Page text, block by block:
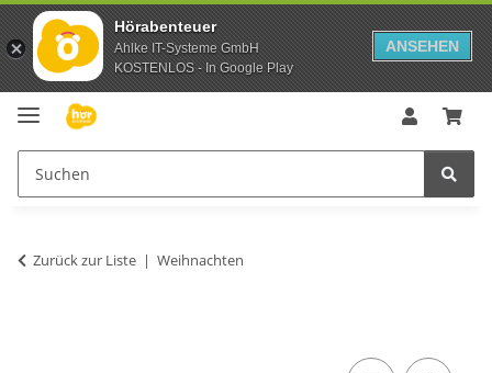
Hörabenteuer
Ahlke IT-Systeme GmbH
KOSTENLOS - In Google Play
ANSEHEN
Zurück zur Liste Weihnachten